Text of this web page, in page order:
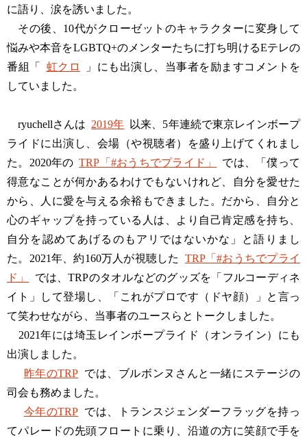
に語り、涙を誘いました。
その後、10代がクローゼットのキャラクターに変身して
悩みや本音をLGBTQ+のメンターたちに打ち明けるEテレの
番組「
虹クロ
」にも出演し、当事者を励ますコメントを
していました。
ryuchellさんは 2019年
以来、5年連続で東京レインボープ
ライドに出演し、会場（や視聴者）を盛り上げてくれまし
た。2020年の TRP「#おうちでプライド」
では、「僕って
得意なことが何かあるわけでもないけれど、自分を愛せた
から、人に愛を与える余裕もできました。だから、自分と
心のギャップを持っている人は、より自己肯定感を持ち、
自分を認めてあげるのもアリではないかな」と語りまし
た。2021年、約160万人が視聴した
TRP「#おうちでプライ
ド」
では、TRPのタオルなどのグッズを「フルコーディネ
イト」して登場し、「これがプロです（ドヤ顔）」と言っ
て笑わせながら、当事者のユースらとトークしました。
2021年には埼玉レインボープライド（オンライン）にも
出演しました。
昨年のTRP では、ブルボンヌさんと一緒にステージの
司会も務めました。
今年のTRP では、トランスジェンダーフラッグを持っ
てパレードの先頭フロートに乗り、沿道の方に笑顔で手を